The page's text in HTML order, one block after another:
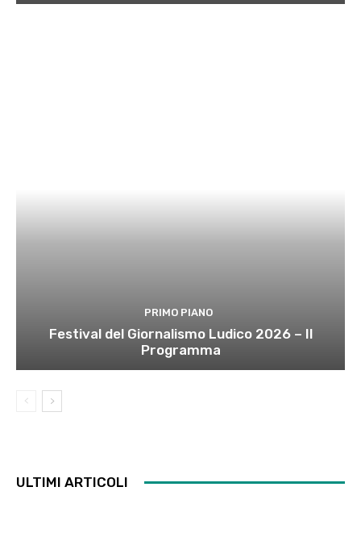
PRIMO PIANO
Festival del Giornalismo Ludico 2026 – Il
Programma
ULTIMI ARTICOLI